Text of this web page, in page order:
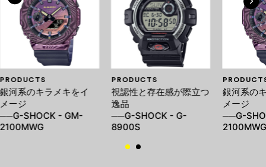
PRODUCTS
銀河系のキラメキをイ
メージ
──G-SHOCK - GM-
2100MWG
PRODUCTS
視認性と存在感が際立つ
逸品
──G-SHOCK - G-
8900S
銀河系の
メージ
──G-
2100MWG